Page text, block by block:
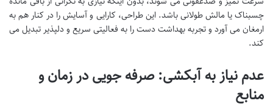
چسبناک یا مالش طولانی باشد. این طراحی، کارایی و آسایش را در کنار هم به
ارمغان می آورد و تجربه بهداشت دست را به فعالیتی سریع و دلپذیر تبدیل می
کند.
عدم نیاز به آبکشی: صرفه جویی در زمان و
منابع